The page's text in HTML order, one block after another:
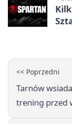
<< Poprzedni
Tarnów
trening przed